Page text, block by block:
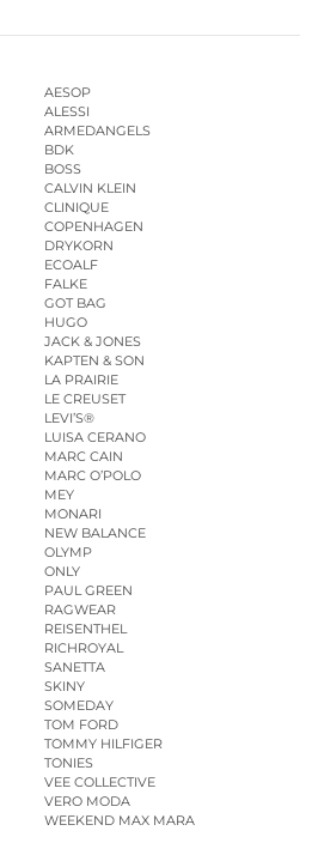
AESOP
ALESSI
ARMEDANGELS
BDK
BOSS
CALVIN KLEIN
CLINIQUE
COPENHAGEN
DRYKORN
ECOALF
FALKE
GOT BAG
HUGO
JACK & JONES
KAPTEN & SON
LA PRAIRIE
LE CREUSET
LEVI’S®
LUISA CERANO
MARC CAIN
MARC O’POLO
MEY
MONARI
NEW BALANCE
OLYMP
ONLY
PAUL GREEN
RAGWEAR
REISENTHEL
RICHROYAL
SANETTA
SKINY
SOMEDAY
TOM FORD
TOMMY HILFIGER
TONIES
VEE COLLECTIVE
VERO MODA
WEEKEND MAX MARA